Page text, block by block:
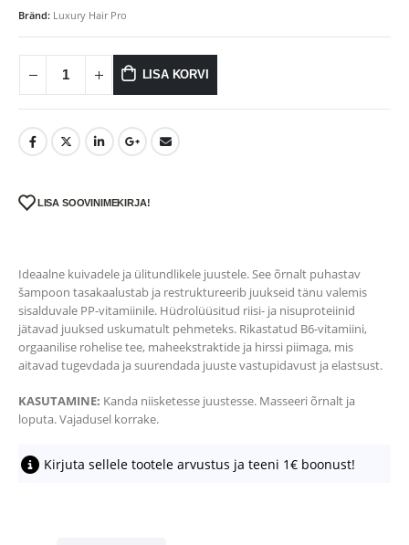
Bränd: Luxury Hair Pro
LISA KORVI
LISA SOOVINIMEKIRJA!
Ideaalne kuivadele ja ülitundlikele juustele. See õrnalt puhastav
šampoon tasakaalustab ja restruktureerib juukseid tänu valemis
sisalduvale PP-vitamiinile. Hüdrolüüsitud riisi- ja nisuproteiinid
jätavad juuksed uskumatult pehmeteks. Rikastatud B6-vitamiini,
orgaanilise rohelise tee, maheekstraktide ja hirssi piimaga, mis
aitavad tugevdada ja suurendada juuste vastupidavust ja elastsust.
KASUTAMINE: Kanda niisketesse juustesse. Masseeri õrnalt ja
loputa. Vajadusel korrake.
Kirjuta sellele tootele arvustus ja teeni 1€ boonust!